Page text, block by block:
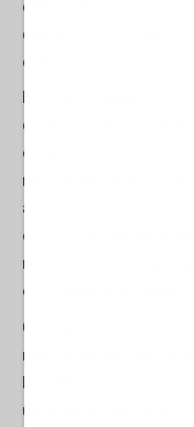
cellulari dei cittadini
quanto si va compiendo
esempio di subumanità
di Idlib, vi aveva
e, mentre, sotto
misure nel nordest
aveva fatto un pezzo di
era sottoposta alla
militare che si era
economiche, produttive
Con la presenza russa
menomata da tredici
un’occupazione curdo-